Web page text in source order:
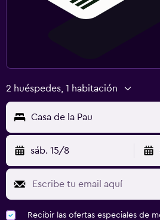
2 huéspedes, 1 habitación
Casa de la Pau
sáb. 15/8
Recibir las ofertas especiales de